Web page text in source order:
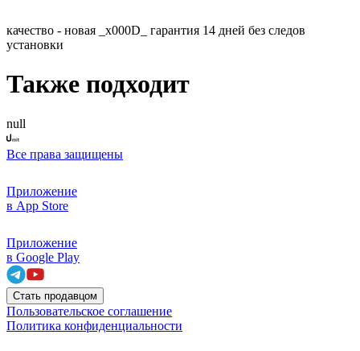
качество - новая _x000D_ гарантия 14 дней без следов
установки
Также подходит
null
Все права защищены
Приложение
в App Store
Приложение
в Google Play
Стать продавцом
Пользовательское соглашение
Политика конфиденциальности